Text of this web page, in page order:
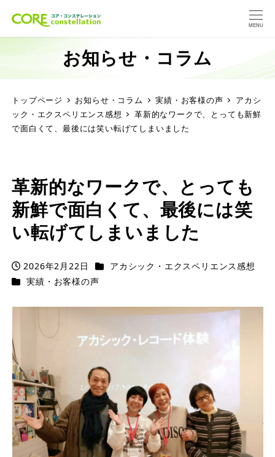
MENU
お知らせ・コラム
トップページ お知らせ・コラム 実績・お客様の声
アカシ
ック・エクスペリエンス感想
革新的なワークで、とっても新鮮
で面白くて、最後には笑い転げてしまいました
革新的なワークで、とっても
新鮮で面白くて、最後には笑
い転げてしまいました
投稿日
2026年2月22日 カテゴリー
アカシック・エクスペリエンス感想
カテゴリー
実績・お客様の声